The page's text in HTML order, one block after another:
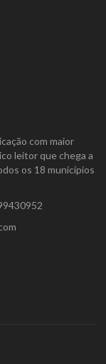
com maior
leitor que chega a
os 18 municípios